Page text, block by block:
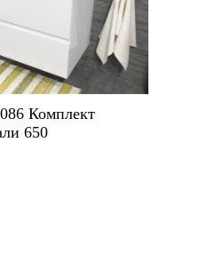
Комплект
650